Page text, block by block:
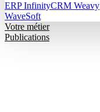
ERP InfinityCRM Weavy
WaveSoft
Votre métier
Publications